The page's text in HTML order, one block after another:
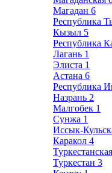
Магадан 6
Республика
Кызыл 5
Республика
Лагань 1
Элиста 1
Астана 6
Республика
Назрань 2
Малгобек 1
Сунжа 1
Иссык-
Каракол 4
Туркестан 3